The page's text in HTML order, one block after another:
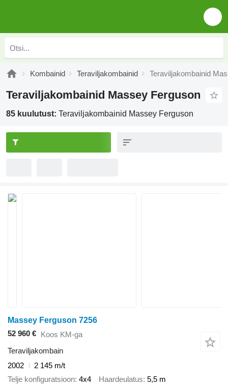
Kombainid Teraviljakombainid Teraviljakombainid
Teraviljakombainid Massey Ferguson
85 kuulutust: Teraviljakombainid Massey Ferguson
Massey Ferguson 7256
52 960 € Koos KM-ga
Teraviljakombain
2002
2 145 m/t
Telje konfiguratsioon 4x4 Haardeulatus 5,5 m